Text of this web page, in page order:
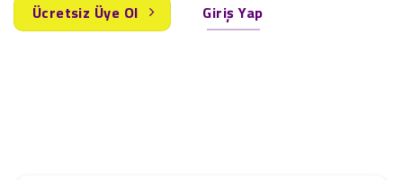
Ücretsiz Üye Ol Giriş Yap